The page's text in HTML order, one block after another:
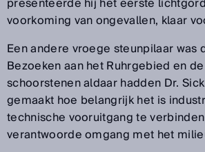
voorkoming van ongevallen, klaar
Een andere vroege steunpilaar was
Bezoeken aan het Ruhrgebied en
schoorstenen aldaar hadden Dr.
gemaakt hoe belangrijk het is
technische vooruitgang te
verantwoorde omgang met het